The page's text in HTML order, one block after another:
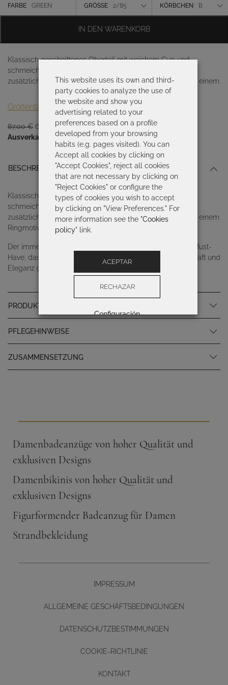
war:
ist:
Farbe
FARBE GREEN GRÖSSE 2/85 KÖRBCHEN B
Klassisch geschnittenes Oberteil mit weichem Cup und
schmeichelhaftem Drapierungseffekt und Bügeln für
zusätzlichen Halt. Die selbstregulierenden Träger sind mit einem
Größentabelle
87,00€ Ursprünglicher
Preis
87,00 €
60,90€Aktueller
Preis
ist:
60,90 €.
Ausverkauft
IN DEN WARENKORB
BESCHREIBUNG
Klassisch geschnittenes Oberteil mit weichem Cup und
schmeichelhaftem Drapierungseffekt und Bügeln für
zusätzlichen Halt. Die selbstregulierenden Träger sind mit einem
Ringmotiv verziert.
Der immer im Trend liegende Tie-Dye-Print ist ein Style-Must-
Have, das dank seiner Farben und fröhlichen Motive an Kraft und
Eleganz gewinnt.
PRODUKTSPEZIFIKATIONEN
PFLEGEHINWEISE
ZUSAMMENSETZUNG
Damenbadeanzüge von hoher Qualität und
exklusiven Designs
Damenbikinis von hoher Qualität und
exklusiven Designs
Figurformender Badeanzug für Damen
Strandbekleidung
IMPRESSUM
ALLGEMEINE GESCHÄFTSBEDINGUNGEN
DATENSCHUTZBESTIMMUNGEN
COOKIE-RICHTLINIE
KONTAKT
This website uses its own and third-
party cookies to analyze the use of
the website and show you
advertising related to your
preferences based on a profile
developed from your browsing
habits (e.g. pages visited). You can
Accept all cookies by clicking on
"Accept Cookies", reject all cookies
that are not necessary by clicking on
"Reject Cookies" or configure the
types of cookies you wish to accept
by clicking on "View Preferences." For
more information see the "Cookies
policy" link.
ACEPTAR
RECHAZAR
Configuración